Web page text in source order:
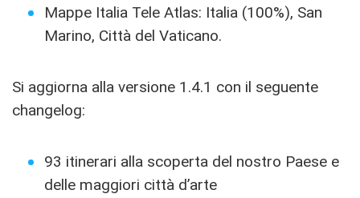
Mappe Italia Tele Atlas: Italia (100%), San
Marino, Città del Vaticano.
Si aggiorna alla versione 1.4.1 con il seguente
changelog:
93 itinerari alla scoperta del nostro Paese e
delle maggiori città d’arte